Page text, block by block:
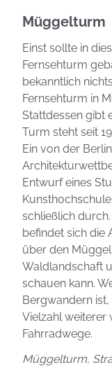
Müggelturm
Einst sollte in
Fernsehturm
bekanntlich
Fernsehturm in
Stattdessen gibt
Turm steht seit
Ein von der
Entwurf eines
schließlich
befindet sich die
über den
Waldlandschaft
schauen kann.
Bergwandern
Vielzahl weiterer
Fahrradwege.
Müggelturm,